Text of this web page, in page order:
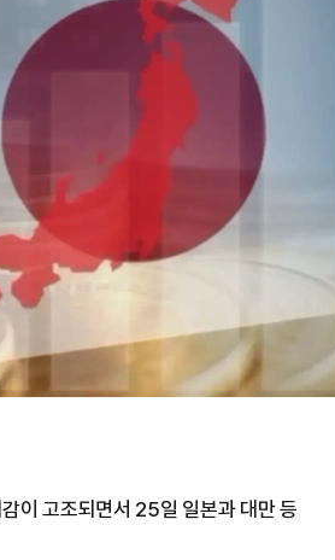
이 고조되면서 25일 일본과 대만 등